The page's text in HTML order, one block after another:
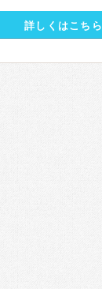
詳しくはこちら